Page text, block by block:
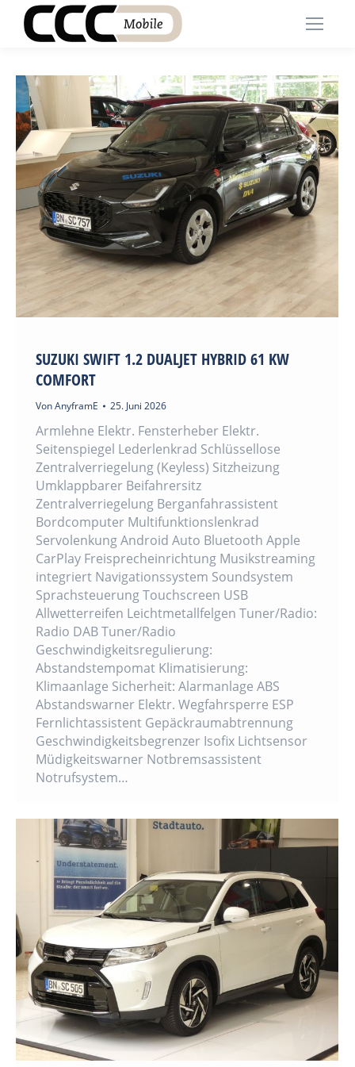
SUZUKI SWIFT 1.2 DUALJET HYBRID 61 KW
COMFORT
VonAnyframE 25. Juni 2026
Armlehne Elektr. Fensterheber Elektr.
Seitenspiegel Lederlenkrad Schlüssellose
Zentralverriegelung (Keyless) Sitzheizung
Umklappbarer Beifahrersitz
Zentralverriegelung Berganfahrassistent
Bordcomputer Multifunktionslenkrad
Servolenkung Android Auto Bluetooth Apple
CarPlay Freisprecheinrichtung Musikstreaming
integriert Navigationssystem Soundsystem
Sprachsteuerung Touchscreen USB
Allwetterreifen Leichtmetallfelgen Tuner/Radio:
Radio DAB Tuner/Radio
Geschwindigkeitsregulierung:
Abstandstempomat Klimatisierung:
Klimaanlage Sicherheit: Alarmanlage ABS
Abstandswarner Elektr. Wegfahrsperre ESP
Fernlichtassistent Gepäckraumabtrennung
Geschwindigkeitsbegrenzer Isofix Lichtsensor
Müdigkeitswarner Notbremsassistent
Notrufsystem…